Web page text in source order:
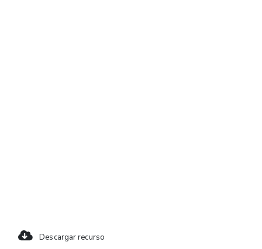
Descargar recurso